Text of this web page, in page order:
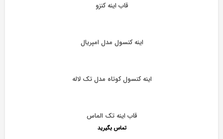
قاب اینه کنزو
اینه کنسول مدل امپریال
اینه کنسول کوتاه مدل تک لاله
قاب اینه تک الماس
تماس بگیرید